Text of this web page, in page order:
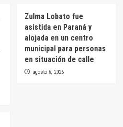
Zulma Lobato fue
asistida en Paraná y
alojada en un centro
municipal para personas
en situación de calle
agosto 6, 2026